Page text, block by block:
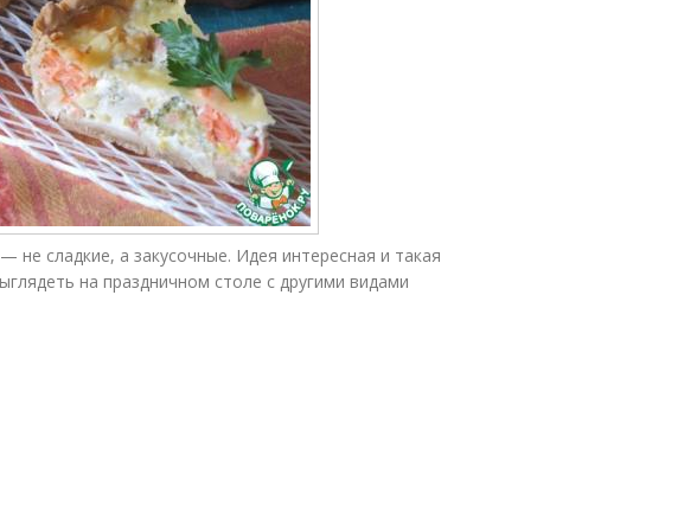
сладкие, а закусочные. Идея интересная и такая
на праздничном столе с другими видами